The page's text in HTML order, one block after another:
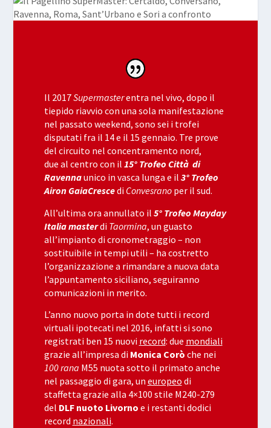
Il 2017Supermasterentra nel vivo, dopo il
tiepido riavvio con una sola manifestazione
nel passato weekend, sono sei i trofei
disputati fra il 14 e il 15 gennaio. Tre prove
del circuito nel concentramento nord,
due al centro con il 15° Trofeo Città di
Ravennaunico in vasca lunga e il 3° Trofeo
Airon GaiaCrescedi Convesranoper il sud.
All’ultima ora annullato il 5° Trofeo Mayday
Italia masterdiTaormina, un guasto
all’impianto di cronometraggio – non
sostituibile in tempi utili – ha costretto
l’organizzazione a rimandare a nuova data
l’appuntamento siciliano, seguiranno
comunicazioni in merito.
L’anno nuovo porta in dote tutti i record
virtuali ipotecati nel 2016, infatti si sono
registrati ben 15 nuovi record: due mondiali
grazie all’impresa di Monica Corò che nei
100 rana M55 nuota sotto il primato anche
nel passaggio di gara, un europeo di
staffetta grazie alla 4×100 stile M240-279
del DLF nuoto Livorno e i restanti dodici
record nazionali.